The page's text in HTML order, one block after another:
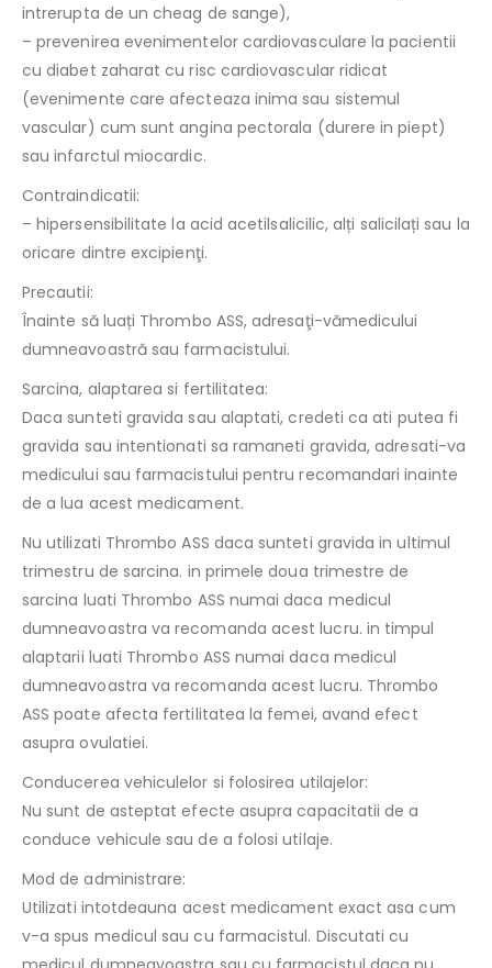
intrerupta de un cheag de sange),
– prevenirea evenimentelor cardiovasculare la pacientii
cu diabet zaharat cu risc cardiovascular ridicat
(evenimente care afecteaza inima sau sistemul
vascular) cum sunt angina pectorala (durere in piept)
sau infarctul miocardic.
Contraindicatii:
– hipersensibilitate la acid acetilsalicilic, alți salicilați sau la
oricare dintre excipienţi.
Precautii:
Înainte să luați Thrombo ASS, adresaţi-vămedicului
dumneavoastră sau farmacistului.
Sarcina, alaptarea si fertilitatea:
Daca sunteti gravida sau alaptati, credeti ca ati putea fi
gravida sau intentionati sa ramaneti gravida, adresati-va
medicului sau farmacistului pentru recomandari inainte
de a lua acest medicament.
Nu utilizati Thrombo ASS daca sunteti gravida in ultimul
trimestru de sarcina. in primele doua trimestre de
sarcina luati Thrombo ASS numai daca medicul
dumneavoastra va recomanda acest lucru. in timpul
alaptarii luati Thrombo ASS numai daca medicul
dumneavoastra va recomanda acest lucru. Thrombo
ASS poate afecta fertilitatea la femei, avand efect
asupra ovulatiei.
Conducerea vehiculelor si folosirea utilajelor:
Nu sunt de asteptat efecte asupra capacitatii de a
conduce vehicule sau de a folosi utilaje.
Mod de administrare:
Utilizati intotdeauna acest medicament exact asa cum
v-a spus medicul sau cu farmacistul. Discutati cu